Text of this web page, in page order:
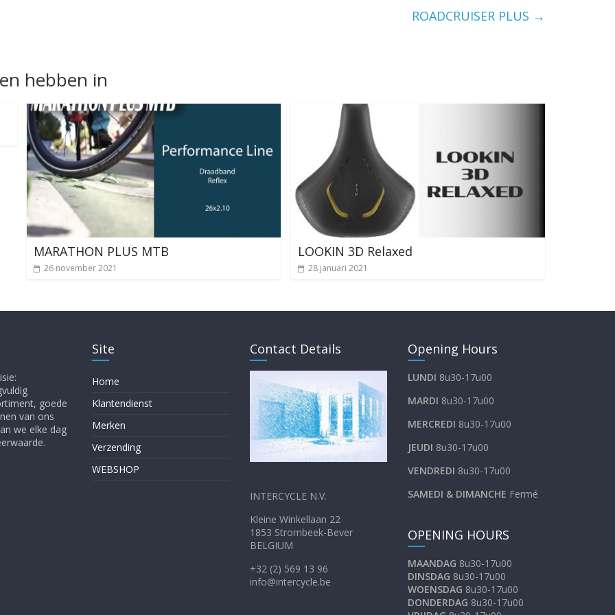
ROADCRUISER PLUS →
hebben in
MARATHON PLUS MTB
26 november 2021
LOOKIN 3D Relaxed
28 januari 2021
goede
van ons
we elke dag
Site
Home
Klantendienst
Merken
Verzending
WEBSHOP
Contact Details
INTERCYCLE N.V.
Kleine Winkellaan 22
1853 Strombeek-Bever
BELGIUM
+32 (2) 569 13 96
info@intercycle.be
Opening Hours
LUNDI 8u30-17u00
MARDI 8u30-17u00
MERCREDI 8u30-17u00
JEUDI 8u30-17u00
VENDREDI 8u30-17u00
SAMEDI & DIMANCHE Fermé
OPENING HOURS
MAANDAG 8u30-17u00
DINSDAG 8u30-17u00
WOENSDAG 8u30-17u00
DONDERDAG 8u30-17u00